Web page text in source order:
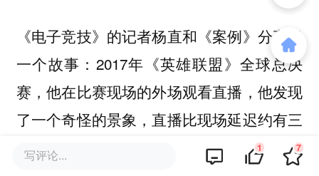
《电子竞技》的记者杨直和《案例》分享了
一个故事：2017年《英雄联盟》全球总决
赛，他在比赛现场的外场观看直播，他发现
了一个奇怪的景象，直播比现场延迟约有三
分钟。每当比赛场内传出尖叫，外场就会发
写评论... 1 7